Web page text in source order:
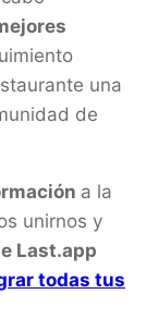
una
de
a la
unirnos y
Last.app
todas tus